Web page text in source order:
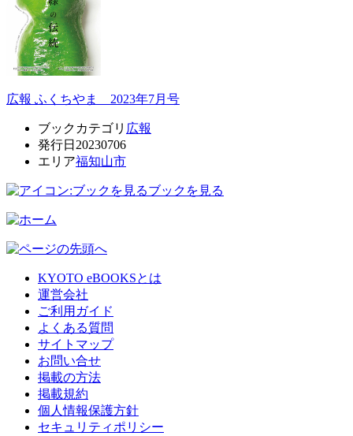
広報 ふくちやま 2023年7月号
ブックカテゴリ 広報
発行日 20230706
エリア福知山市
ブックを見る
KYOTO eBOOKSとは
運営会社
ご利用ガイド
よくある質問
サイトマップ
お問い合せ
掲載の方法
掲載規約
個人情報保護方針
セキュリティポリシー